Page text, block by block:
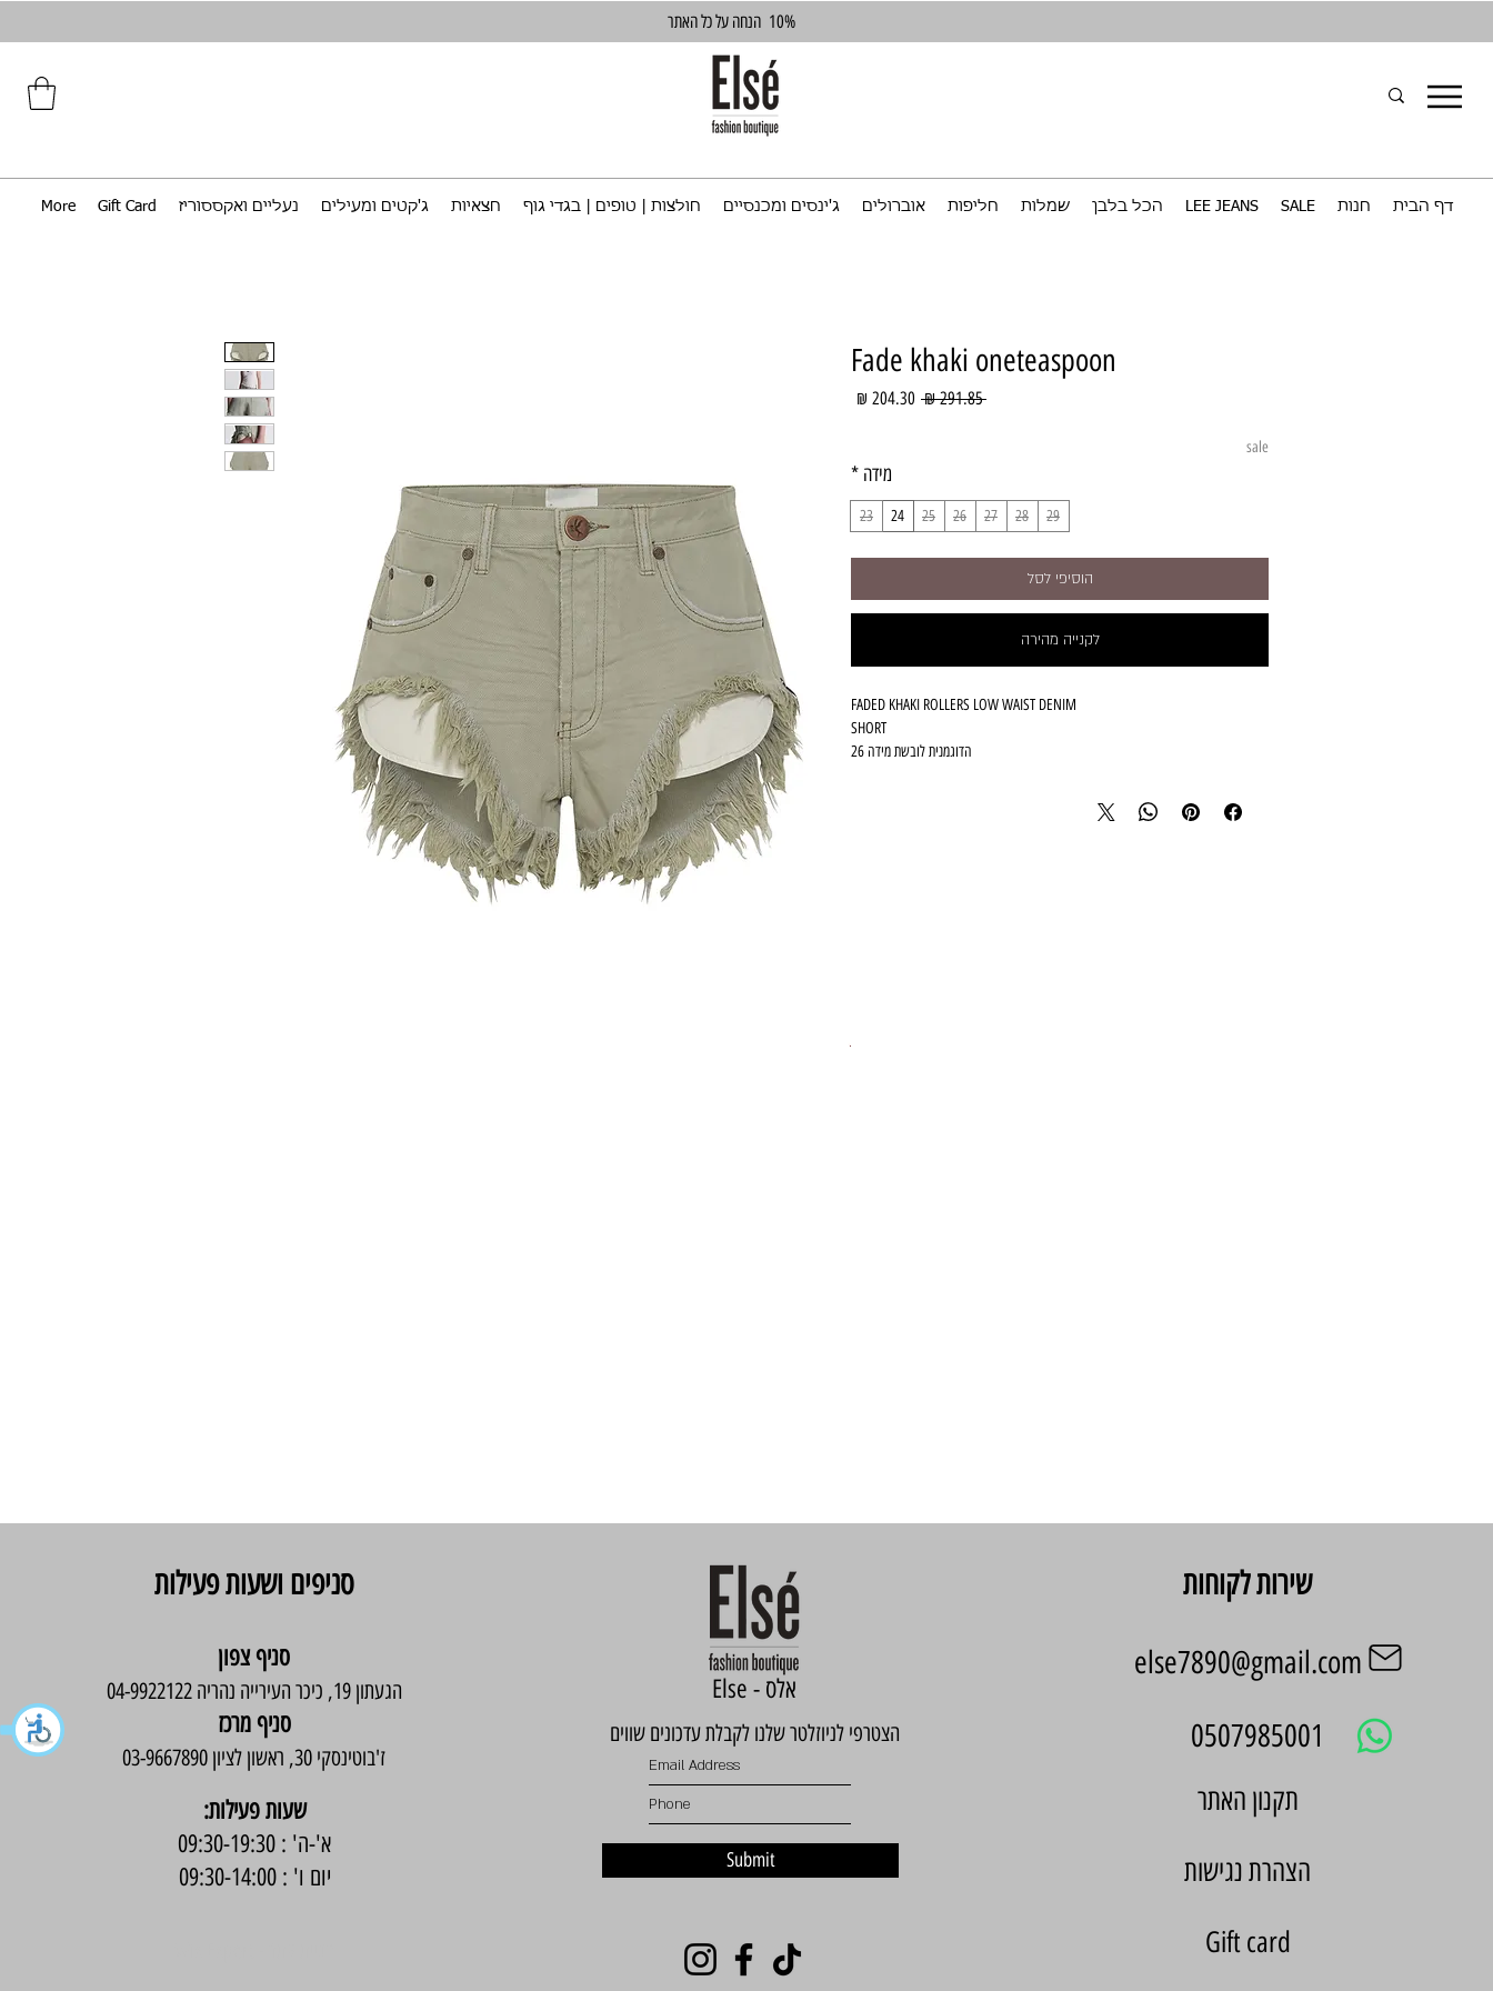
10% הנחה על כל האתר
דף הבית חנות SALE
LEE JEANS הכל בלבן שמלות חליפות אוברולים ג'ינסים ומכנסיים חולצות | טופים | בגדי גוף חצאיות ג'קטים ומעילים נעליים ואקססוריז Gift Card
More
Fade khaki oneteaspoon
‏291.85 ‏₪
מחיר
sale
מידה *
29
28
27
26
25
24
23
הוסיפי לסל
לקנייה מהירה
FADED KHAKI ROLLERS LOW WAIST DENIM
SHORT
הדוגמנית לובשת מידה 26
סניפים ושעות פעילות
סניף צפון
הגעתון 19, כיכר העירייה נהריה 04-9922122
סניף מרכז
ז'בוטינסקי 30, ראשון לציון 03-9667890
:שעות פעילות
א'-ה' : 09:30-19:30
יום ו' : 09:30-14:00
Else - אלס
הצטרפי לניוזלטר שלנו לקבלת עדכונים שווים
Submit
שירות לקוחות
else7890@gmail.com
0507985001
הצהרת נגישות
Gift card